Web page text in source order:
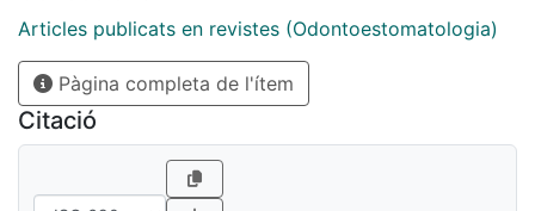
Articles publicats en revistes (Odontoestomatologia)
Pàgina completa de l'ítem
Citació